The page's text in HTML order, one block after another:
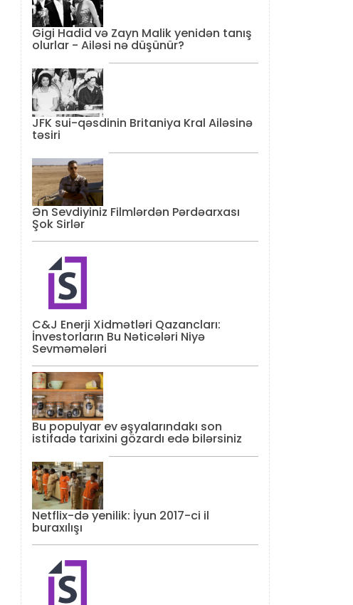
Gigi Hadid və Zayn Malik yenidən tanış
olurlar - Ailəsi nə düşünür?
JFK sui-qəsdinin Britaniya Kral Ailəsinə
təsiri
Ən Sevdiyiniz Filmlərdən Pərdəarxası
Şok Sirlər
C&J Enerji Xidmətləri Qazancları:
İnvestorların Bu Nəticələri Niyə
Sevməmələri
Bu populyar ev əşyalarındakı son
istifadə tarixini gözardı edə bilərsiniz
Netflix-də yenilik: İyun 2017-ci il
buraxılışı